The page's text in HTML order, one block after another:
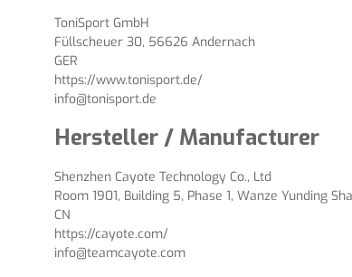
ToniSport GmbH
Füllscheuer 30, 56626 Andernach
GER
https://www.tonisport.de/
info@tonisport.de
Hersteller / Manufacturer
Shenzhen Cayote Technology Co., Ltd
Room 1901, Building 5, Phase 1, Wanze Yunding
CN
https://cayote.com/
info@teamcayote.com